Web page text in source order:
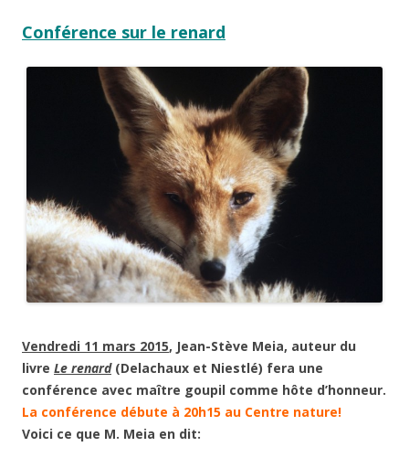
Conférence sur le renard
Vendredi 11 mars 2015, Jean-Stève Meia, auteur du
livre Le renard(Delachaux et Niestlé) fera une
conférence avec maître goupil comme hôte d’honneur.
La conférence débute à 20h15 au Centre nature!
Voici ce que M. Meia en dit: